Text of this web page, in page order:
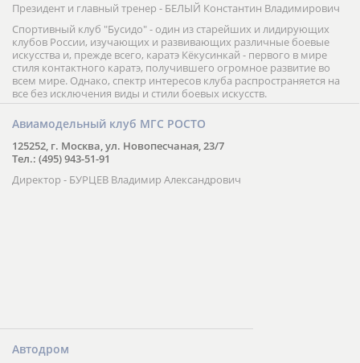
Президент и главный тренер - БЕЛЫЙ Константин Владимирович
Спортивный клуб "Бусидо" - один из старейших и лидирующих
клубов России, изучающих и развивающих различные боевые
искусства и, прежде всего, каратэ Кёкусинкай - первого в мире
стиля контактного каратэ, получившего огромное развитие во
всем мире. Однако, спектр интересов клуба распространяется на
все без исключения виды и стили боевых искусств.
Авиамодельный клуб МГС РОСТО
125252, г. Москва, ул. Новопесчаная, 23/7
Тел.: (495) 943-51-91
Директор - БУРЦЕВ Владимир Александрович
Автодром